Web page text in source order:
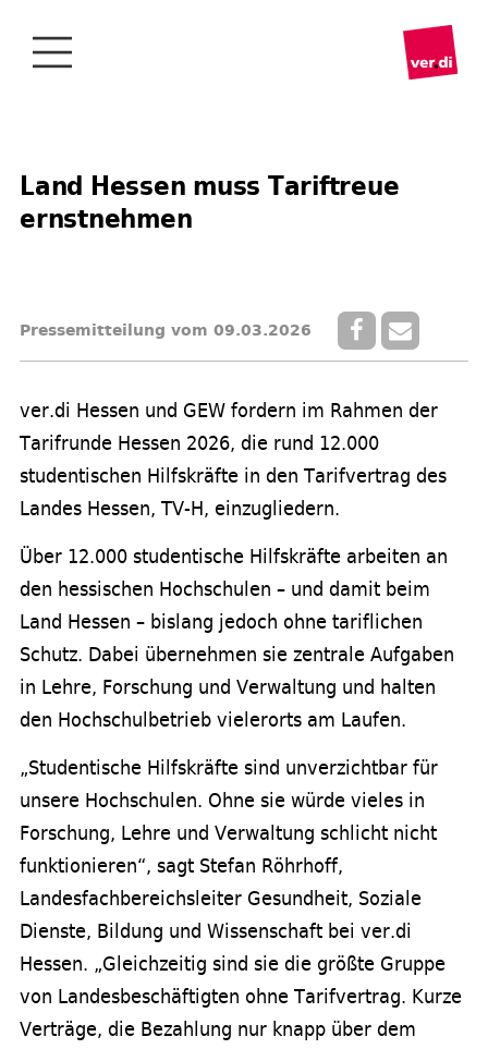
Land Hessen muss Tariftreue
ernstnehmen
Pressemitteilung vom 09.03.2026
ver.di Hessen und GEW fordern im Rahmen der
Tarifrunde Hessen 2026, die rund 12.000
studentischen Hilfskräfte in den Tarifvertrag des
Landes Hessen, TV-H, einzugliedern.
Über 12.000 studentische Hilfskräfte arbeiten an
den hessischen Hochschulen – und damit beim
Land Hessen – bislang jedoch ohne tariflichen
Schutz. Dabei übernehmen sie zentrale Aufgaben
in Lehre, Forschung und Verwaltung und halten
den Hochschulbetrieb vielerorts am Laufen.
„Studentische Hilfskräfte sind unverzichtbar für
unsere Hochschulen. Ohne sie würde vieles in
Forschung, Lehre und Verwaltung schlicht nicht
funktionieren“, sagt Stefan Röhrhoff,
Landesfachbereichsleiter Gesundheit, Soziale
Dienste, Bildung und Wissenschaft bei ver.di
Hessen. „Gleichzeitig sind sie die größte Gruppe
von Landesbeschäftigten ohne Tarifvertrag. Kurze
Verträge, die Bezahlung nur knapp über dem